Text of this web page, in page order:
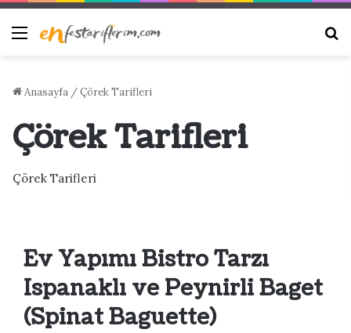
Menü
Anasayfa /Çörek Tarifleri
Çörek Tarifleri
Çörek Tarifleri
Ev Yapımı Bistro Tarzı
Ispanaklı ve Peynirli Baget
(Spinat Baguette)